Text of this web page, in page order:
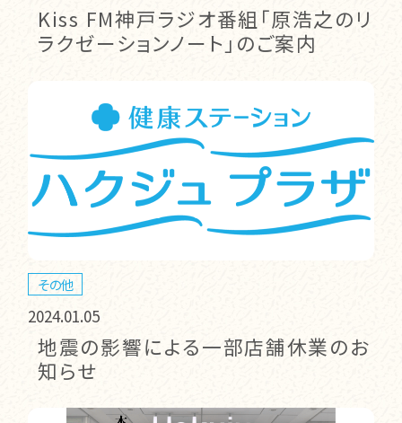
Kiss FM神戸ラジオ番組「原浩之のリ
ラクゼーションノート」のご案内
その他
2024.01.05
地震の影響による一部店舗休業のお
知らせ